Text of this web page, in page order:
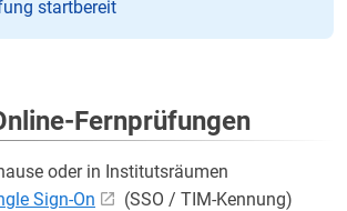
startbereit
Fernprüfungen
oder in Institutsräumen
Sign-On (SSO / TIM-Kennung)